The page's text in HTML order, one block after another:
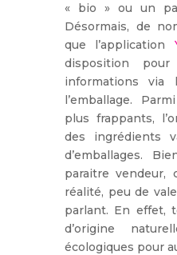
« bio » ou un
Désormais, de
que l’application
disposition
informations
l’emballage.
plus frappants,
des ingrédients
d’emballages.
paraitre vendeur,
réalité, peu de
parlant. En effet,
d’origine
écologiques pour